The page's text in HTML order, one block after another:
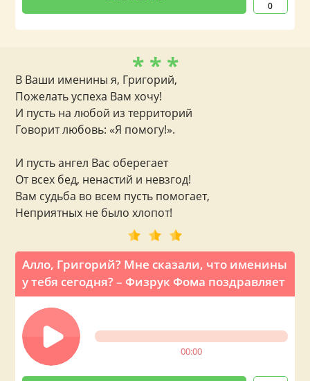
0
Алло, Григорий? Мне сказали, что именины
у тебя сегодня? – Физрук Фома поздравляет
00:00
* * *
В Ваши именины я, Григорий,
Пожелать успеха Вам хочу!
И пусть на любой из территорий
Говорит любовь: «Я помогу!».
И пусть ангел Вас оберегает
От всех бед, ненастий и невзгод!
Вам судьба во всем пусть помогает,
Неприятных не было хлопот!